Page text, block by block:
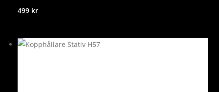
499 kr